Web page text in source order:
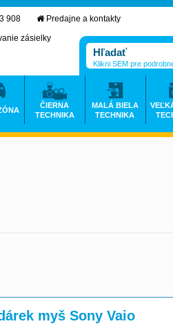
myš Sony Vaio
908
Predajne a kontakty
zásielky
Klikni SEM pre
ČIERNA
TECHNIKA
MALÁ BIELA
TECHNIKA